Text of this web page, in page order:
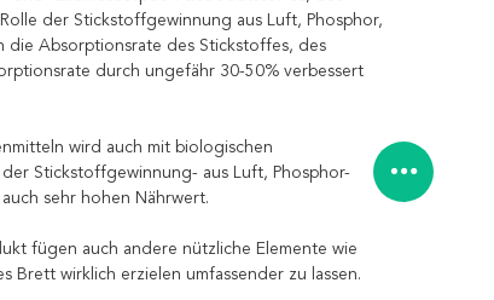
der Stickstoffgewinnung aus Luft, Phosphor,
die Absorptionsrate des Stickstoffes, des
durch ungefähr 30-50% verbessert
wird auch mit biologischen
Stickstoffgewinnung- aus Luft, Phosphor-
sehr hohen Nährwert.
fügen auch andere nützliche Elemente wie
Brett wirklich erzielen umfassender zu lassen.